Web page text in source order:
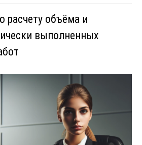
расчету объёма и
выполненных